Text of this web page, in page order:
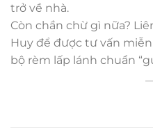
trở về nhà.
Còn chần chừ gì nữa?
Huy để được tư vấn
bộ rèm lấp lánh chuẩn